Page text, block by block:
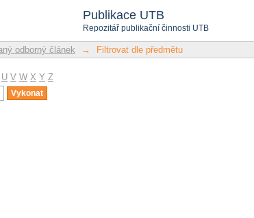
Publikace UTB
Repozitář publikační činnosti UTB
odborný článek → Filtrovat dle předmětu
U V W X Y Z